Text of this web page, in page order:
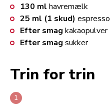
130 ml havremælk
25 ml (1 skud) espresso
Efter smag kakaopulver
Efter smag sukker
Trin for trin